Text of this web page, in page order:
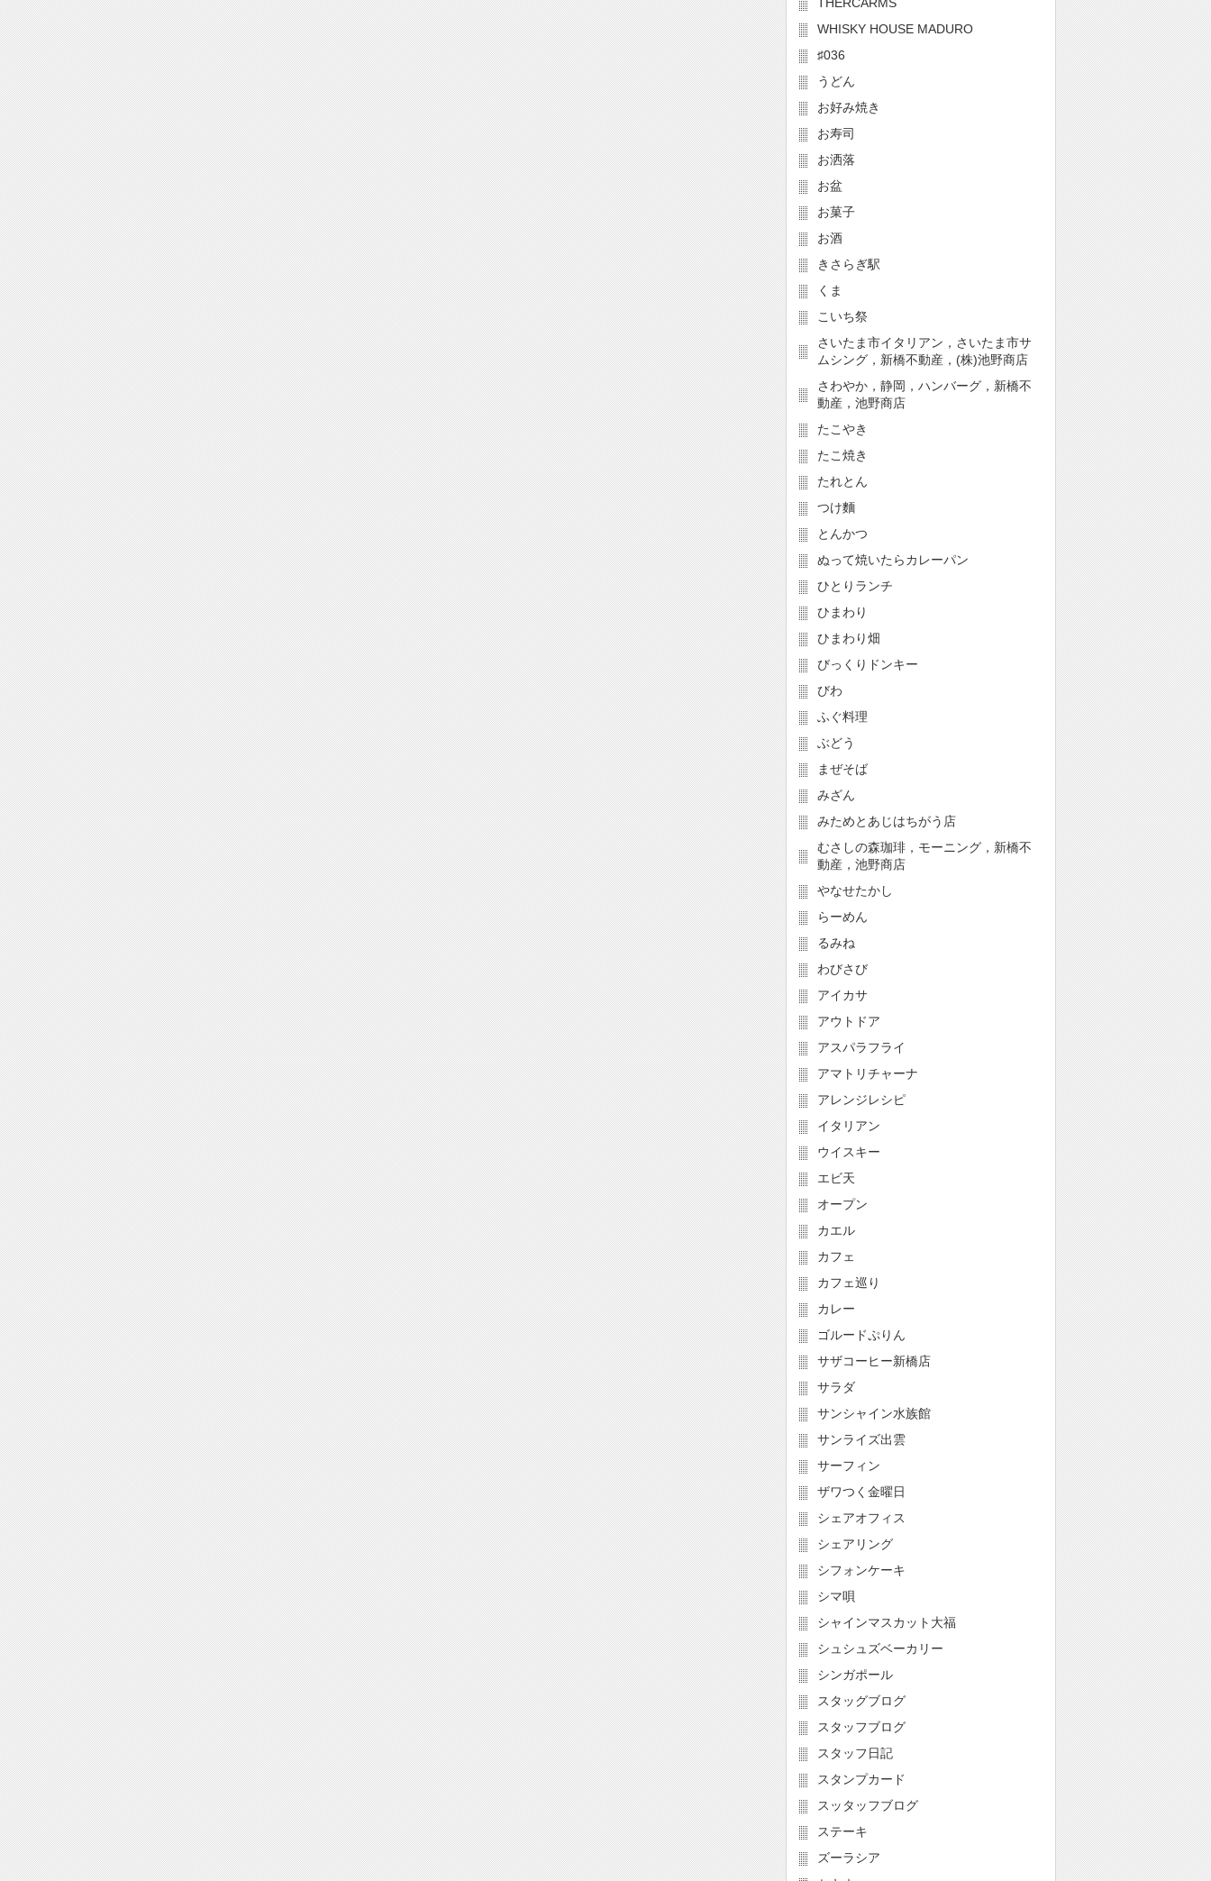
THERCARMS
WHISKY HOUSE MADURO
♯036
うどん
お好み焼き
お寿司
お洒落
お盆
お菓子
お酒
きさらぎ駅
くま
こいち祭
さいたま市イタリアン，さいたま市サ
ムシング，新橋不動産，(株)池野商店
さわやか，静岡，ハンバーグ，新橋不
動産，池野商店
たこやき
たこ焼き
たれとん
つけ麵
とんかつ
ぬって焼いたらカレーパン
ひとりランチ
ひまわり
ひまわり畑
びっくりドンキー
びわ
ふぐ料理
ぶどう
まぜそば
みざん
みためとあじはちがう店
むさしの森珈琲，モーニング，新橋不
動産，池野商店
やなせたかし
らーめん
るみね
わびさび
アイカサ
アウトドア
アスパラフライ
アマトリチャーナ
アレンジレシピ
イタリアン
ウイスキー
エビ天
オープン
カエル
カフェ
カフェ巡り
カレー
ゴルードぷりん
サザコーヒー新橋店
サラダ
サンシャイン水族館
サンライズ出雲
サーフィン
ザワつく金曜日
シェアオフィス
シェアリング
シフォンケーキ
シマ唄
シャインマスカット大福
シュシュズベーカリー
シンガポール
スタッグブログ
スタッフブログ
スタッフ日記
スタンプカード
スッタッフブログ
ステーキ
ズーラシア